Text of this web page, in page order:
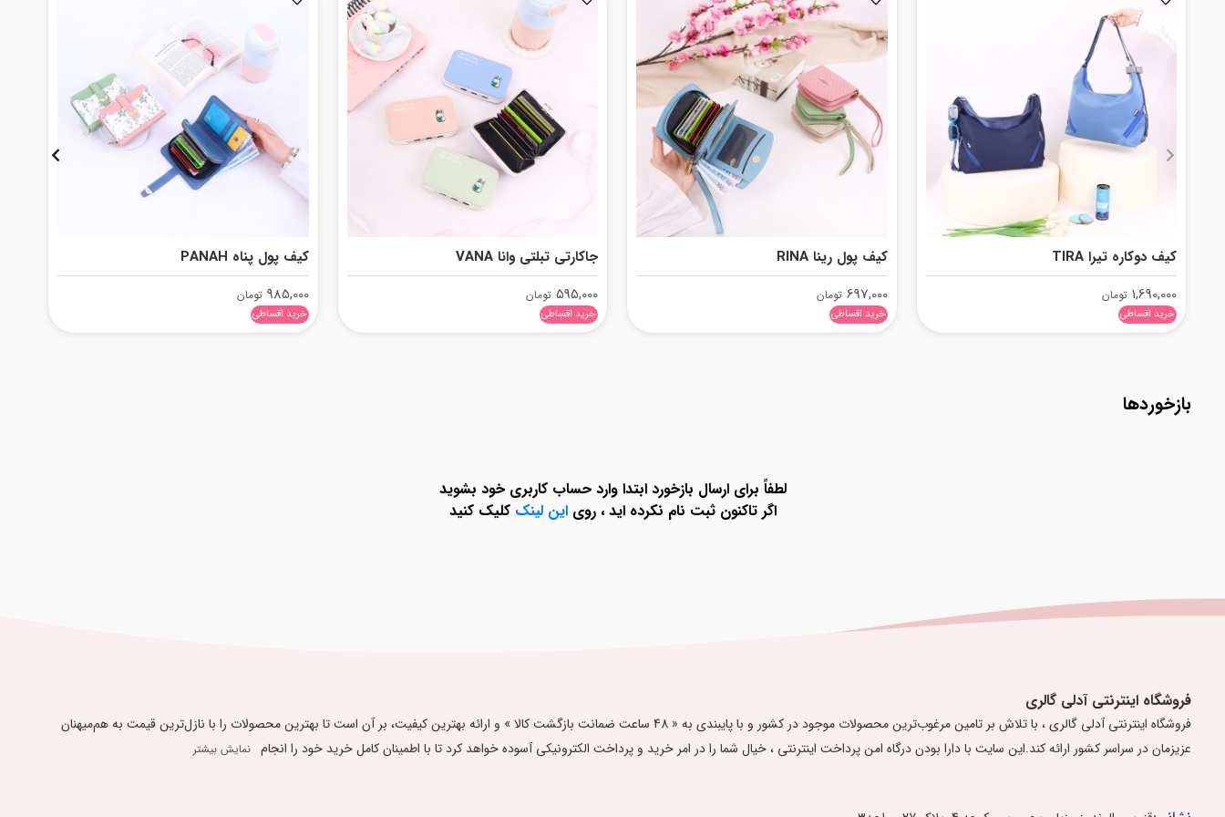
کیف دوکاره تیرا TIRA
1,690,000 تومان
خرید اقساطی
کیف پول رینا RINA
697,000 تومان
خرید اقساطی
جاکارتی تبلتی وانا VANA
595,000 تومان
خرید اقساطی
کیف پول پناه PANAH
985,000 تومان
خرید اقساطی
بازخوردها
لطفاً برای ارسال بازخورد ابتدا وارد حساب کاربری خود بشوید
اگر تاکنون ثبت نام نکرده اید ، رویاین لینک کلیک کنید
فروشگاه اینترنتی آدلی گالری
فروشگاه اینترنتی آدلی گالری ، با تلاش بر تامین مرغوب‌ترین محصولات موجود در کشور و با پایبندی به « 48 ساعت ضمانت بازگشت کالا » و ارائه بهترین کیفیت، بر آن است تا بهترین محصولات را با نازل‌ترین قیمت به هم‌میهنان
عزیزمان در سراسر کشور ارائه کند. ​​​​​​​ ​این سایت با دارا بودن درگاه امن پرداخت اینترنتی ، خیال شما را در امر خرید و پرداخت الکترونیکی آسوده خواهد کرد تا با اطمینان کامل ​​​​​​​خرید خود را انجام نمایش بیشتر